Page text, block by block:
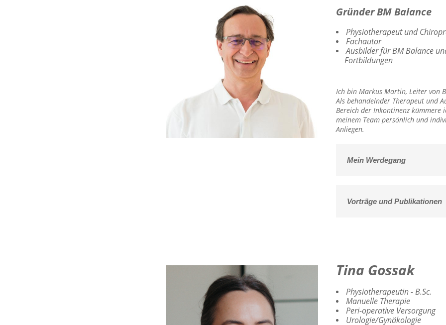
Gründer BM Balance
Physiotherapeut und
Fachautor
Ausbilder für BM Balance
Fortbildungen
Ich bin Markus Martin, Leiter von
Als behandelnder Therapeut und
Bereich der Inkontinenz kümmere
meinem Team persönlich und
Anliegen.
Mein Werdegang
Vorträge und Publikationen
Tina Gossak
Physiotherapeutin - B.Sc.
Manuelle Therapie
Peri-operative Versorgung
Urologie/Gynäkologie